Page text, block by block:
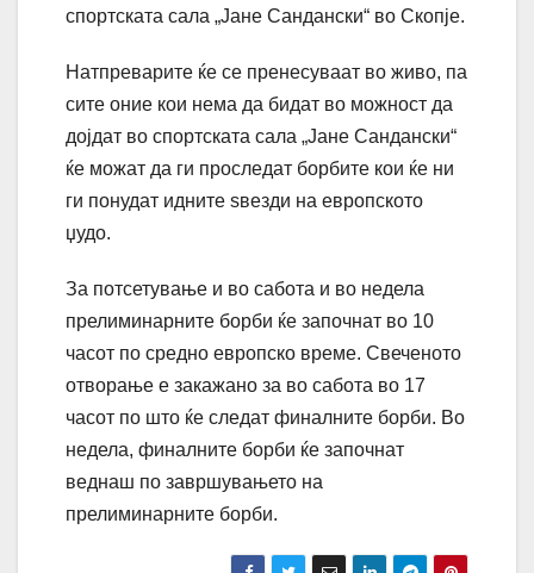
спортската сала „Јане Сандански“ во Скопје.
Натпреварите ќе се пренесуваат во живо, па
сите оние кои нема да бидат во можност да
дојдат во спортската сала „Јане Сандански“
ќе можат да ги проследат борбите кои ќе ни
ги понудат идните ѕвезди на европското
џудо.
За потсетување и во сабота и во недела
прелиминарните борби ќе започнат во 10
часот по средно европско време. Свеченото
отворање е закажано за во сабота во 17
часот по што ќе следат финалните борби. Во
недела, финалните борби ќе започнат
веднаш по завршувањето на
прелиминарните борби.